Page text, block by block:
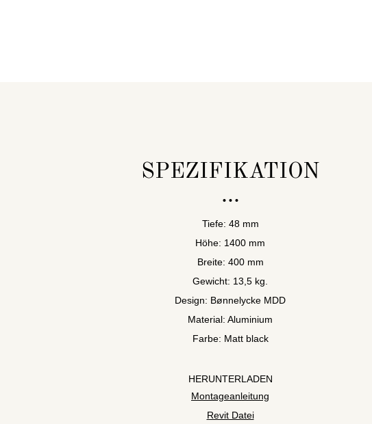
SPEZIFIKATION
Tiefe: 48 mm
Höhe: 1400 mm
Breite: 400 mm
Gewicht: 13,5 kg.
Design: Bønnelycke MDD
Material: Aluminium
Farbe: Matt black
HERUNTERLADEN
Montageanleitung
Revit Datei